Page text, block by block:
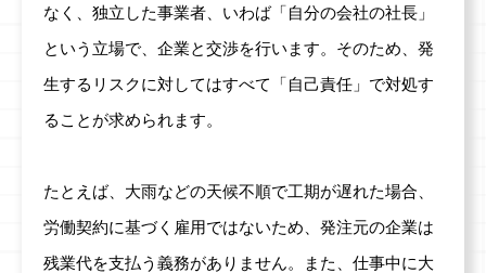
なく、独立した事業者、いわば「自分の会社の社長」
という立場で、企業と交渉を行います。そのため、発
生するリスクに対してはすべて「自己責任」で対処す
ることが求められます。
たとえば、大雨などの天候不順で工期が遅れた場合、
労働契約に基づく雇用ではないため、発注元の企業は
残業代を支払う義務がありません。また、仕事中に大